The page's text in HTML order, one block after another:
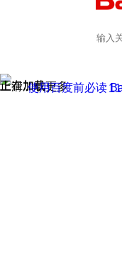
正在加载
上滑加载更多
使用百度前必读京